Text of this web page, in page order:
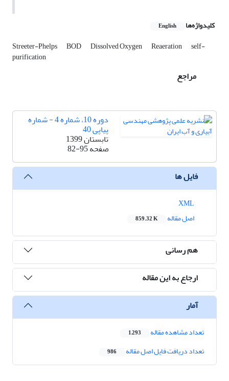
کلیدواژه‌ها English
Streeter-Phelps BOD Dissolved Oxygen Reaeration self-
purification
مراجع
دوره 10، شماره 4 - شماره
پیاپی 40
تابستان 1399
صفحه82-95
فایل ها
اصل مقاله
859.32 K
هم رسانی
ارجاع به این مقاله
آمار
تعداد مشاهده مقاله 1,293
تعداد دریافت فایل اصل مقاله 986